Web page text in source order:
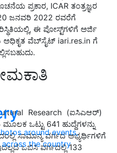
around events,
the country
ಪ್ರಕಾರ, ICAR ತಂತ್ರಜ್ಞರ
ಜನವರಿ 2022 ರವರೆಗೆ
ಈ ಪೋಸ್ಟ್‌ಗಳಿಗೆ ಅರ್ಜಿ
ವೆಬ್‌ಸೈಟ್ iari.res.in ಗೆ
Research (ಐಸಿಎಆರ್)
ಒಟ್ಟು 641 ಹುದ್ದೆಗಳನ್ನು
ಸಾಮಾನ್ಯ ವರ್ಗದ ಅಭ್ಯರ್ಥಿಗಳಿಗೆ
ಒಬಿಸಿ ವರ್ಗದಲ್ಲಿ 133